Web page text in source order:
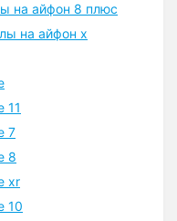
на айфон 8 плюс
на айфон x
11
7
8
xr
10